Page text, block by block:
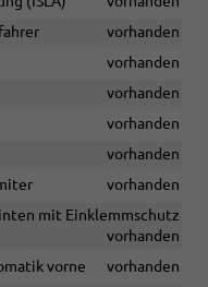
vorhanden
vorhanden
vorhanden
vorhanden
vorhanden
vorhanden
mit Einklemmschutz
vorhanden
vorne
vorhanden